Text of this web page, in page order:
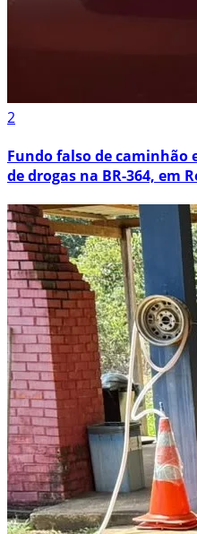
2
Fundo falso de caminhão
de drogas na BR-364, em